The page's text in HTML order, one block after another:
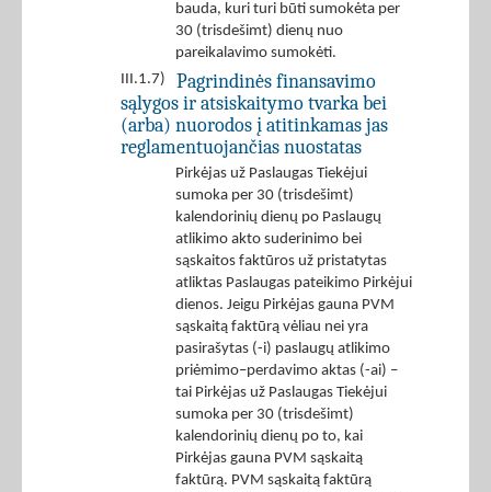
bauda, kuri turi būti sumokėta per
30 (trisdešimt) dienų nuo
pareikalavimo sumokėti.
III.1.7)
Pagrindinės finansavimo
sąlygos ir atsiskaitymo tvarka bei
(arba) nuorodos į atitinkamas jas
reglamentuojančias nuostatas
Pirkėjas už Paslaugas Tiekėjui
sumoka per 30 (trisdešimt)
kalendorinių dienų po Paslaugų
atlikimo akto suderinimo bei
sąskaitos faktūros už pristatytas
atliktas Paslaugas pateikimo Pirkėjui
dienos. Jeigu Pirkėjas gauna PVM
sąskaitą faktūrą vėliau nei yra
pasirašytas (-i) paslaugų atlikimo
priėmimo–perdavimo aktas (-ai) –
tai Pirkėjas už Paslaugas Tiekėjui
sumoka per 30 (trisdešimt)
kalendorinių dienų po to, kai
Pirkėjas gauna PVM sąskaitą
faktūrą. PVM sąskaitą faktūrą